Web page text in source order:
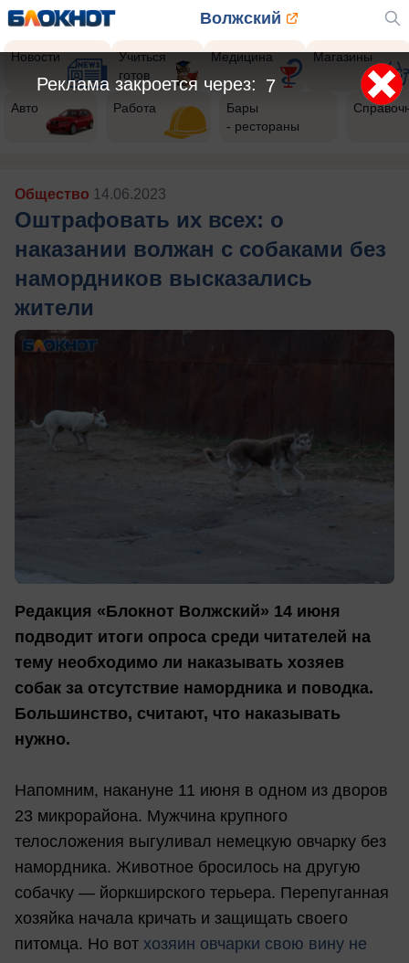
Волжский
Новости
Учиться
готов
Медицина Магазины
Авто Работа
Бары
- рестораны
Общество 14.06.2023
Оштрафовать их всех: о
наказании волжан с собаками без
намордников высказались
жители
Редакция «Блокнот Волжский» 14 июня
подводит итоги опроса среди читателей на
тему необходимо ли наказывать хозяев
собак за отсутствие намордника и поводка.
Большинство, считают, что наказывать
нужно.
Напомним, накануне 11 июня в одном из дворов
23 микрорайона. Мужчина крупного
телосложения выгуливал немецкую овчарку без
намордника. Животное бросилось на другую
собачку — йоркширского терьера. Перепуганная
хозяйка начала кричать и защищать своего
питомца. Но вот хозяин овчарки свою вину не
4
Реклама закроется через: